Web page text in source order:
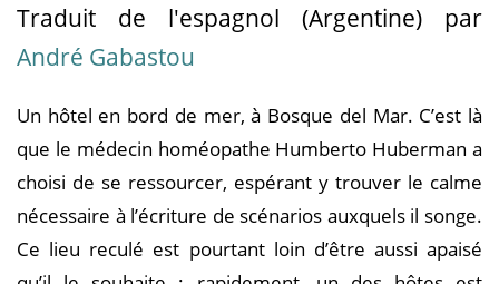
Traduit de l'espagnol (Argentine) par
André Gabastou
Un hôtel en bord de mer, à Bosque del Mar. C’est là
que le médecin homéopathe Humberto Huberman a
choisi de se ressourcer, espérant y trouver le calme
nécessaire à l’écriture de scénarios auxquels il songe.
Ce lieu reculé est pourtant loin d’être aussi apaisé